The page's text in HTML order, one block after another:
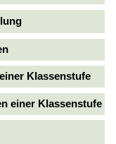
Klassenstufe
einer Klassenstufe